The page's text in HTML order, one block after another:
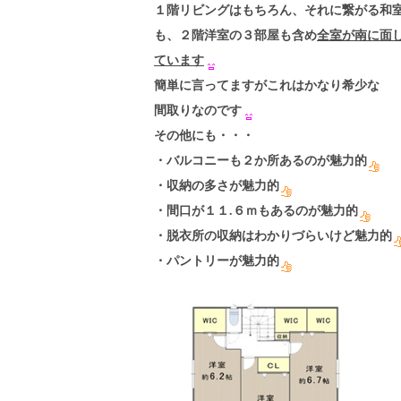
１階リビングはもちろん、それに繋がる和
も、２階洋室の３部屋も含め全室が南に面
ています
簡単に言ってますがこれはかなり希少な
間取りなのです
その他にも・・・
・バルコニーも２か所あるのが魅力的
・収納の多さが魅力的
・間口が１１.６ｍもあるのが魅力的
・脱衣所の収納はわかりづらいけど魅力的
・パントリーが魅力的